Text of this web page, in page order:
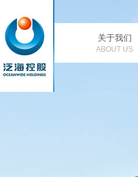
关于我们
ABOUT US
公司简介